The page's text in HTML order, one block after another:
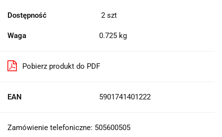
Dostępność 2 szt
Waga 0.725 kg
Pobierz produkt do PDF
EAN 5901741401222
Zamówienie telefoniczne: 505600505